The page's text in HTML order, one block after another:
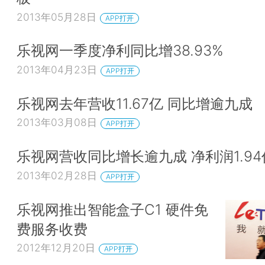
2013年05月28日 APP打开
乐视网一季度净利同比增38.93%
2013年04月23日 APP打开
乐视网去年营收11.67亿 同比增逾九成
2013年03月08日 APP打开
乐视网营收同比增长逾九成 净利润
2013年02月28日 APP打开
乐视网推出智能盒子C1 硬件免
费服务收费
2012年12月20日 APP打开